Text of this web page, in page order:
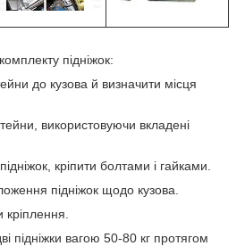
підніжок:
до кузова й визначити місця
використовуючи вкладені
кріпити болтами і гайками.
підніжок щодо кузова.
кріплення.
підніжки вагою 50-80 кг протягом